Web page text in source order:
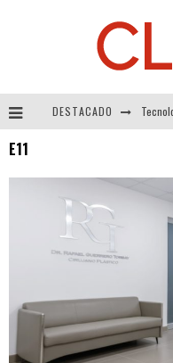
DESTACADO
E11